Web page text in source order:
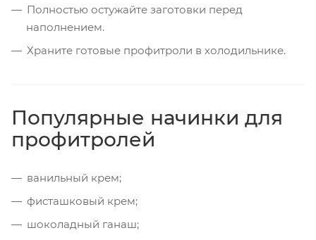
Полностью остужайте заготовки перед
наполнением.
Храните готовые профитроли в холодильнике.
Популярные начинки для
профитролей
ванильный крем;
фисташковый крем;
шоколадный ганаш;